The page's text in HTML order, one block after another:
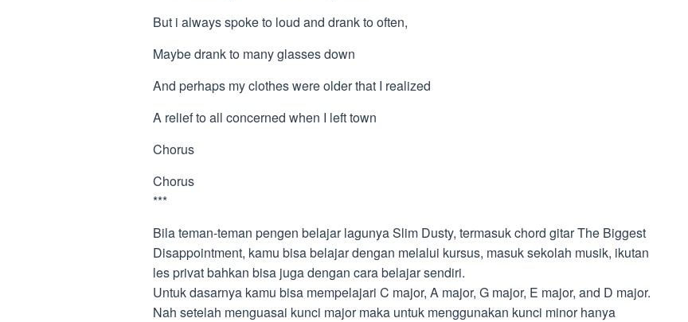
But i always spoke to loud and drank to often,
Maybe drank to many glasses down
And perhaps my clothes were older that I realized
A relief to all concerned when I left town
Chorus
Chorus
***
Bila teman-teman pengen belajar lagunya Slim Dusty, termasuk chord gitar The Biggest
Disappointment, kamu bisa belajar dengan melalui kursus, masuk sekolah musik, ikutan
les privat bahkan bisa juga dengan cara belajar sendiri.
Untuk dasarnya kamu bisa mempelajari C major, A major, G major, E major, and D major.
Nah setelah menguasai kunci major maka untuk menggunakan kunci minor hanya